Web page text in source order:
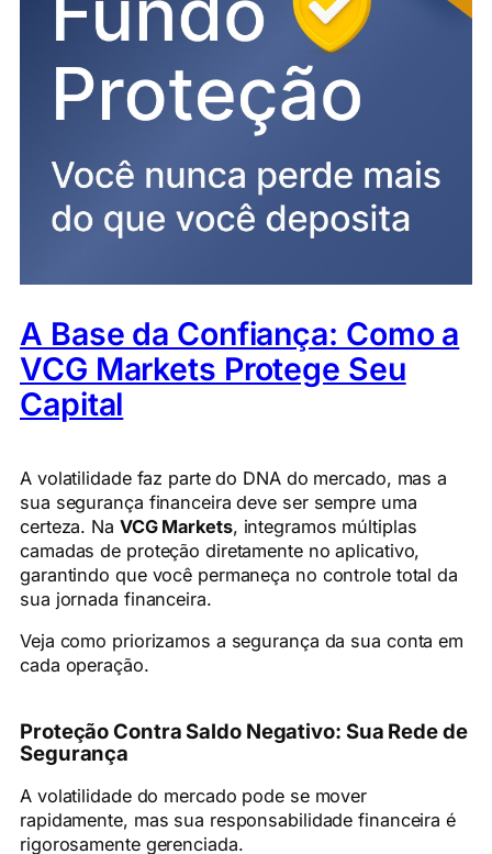
A Base da Confiança: Como a
VCG Markets Protege Seu
Capital
A volatilidade faz parte do DNA do mercado, mas a
sua segurança financeira deve ser sempre uma
certeza. Na VCG Markets, integramos múltiplas
camadas de proteção diretamente no aplicativo,
garantindo que você permaneça no controle total da
sua jornada financeira.
Veja como priorizamos a segurança da sua conta em
cada operação.
Proteção Contra Saldo Negativo: Sua Rede de
Segurança
A volatilidade do mercado pode se mover
rapidamente, mas sua responsabilidade financeira é
rigorosamente gerenciada.